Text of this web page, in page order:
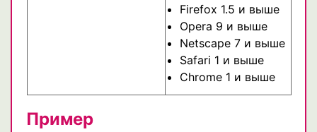
Firefox 1.5 и выше
Opera 9 и выше
Netscape 7 и выше
Safari 1 и выше
Chrome 1 и выше
Пример